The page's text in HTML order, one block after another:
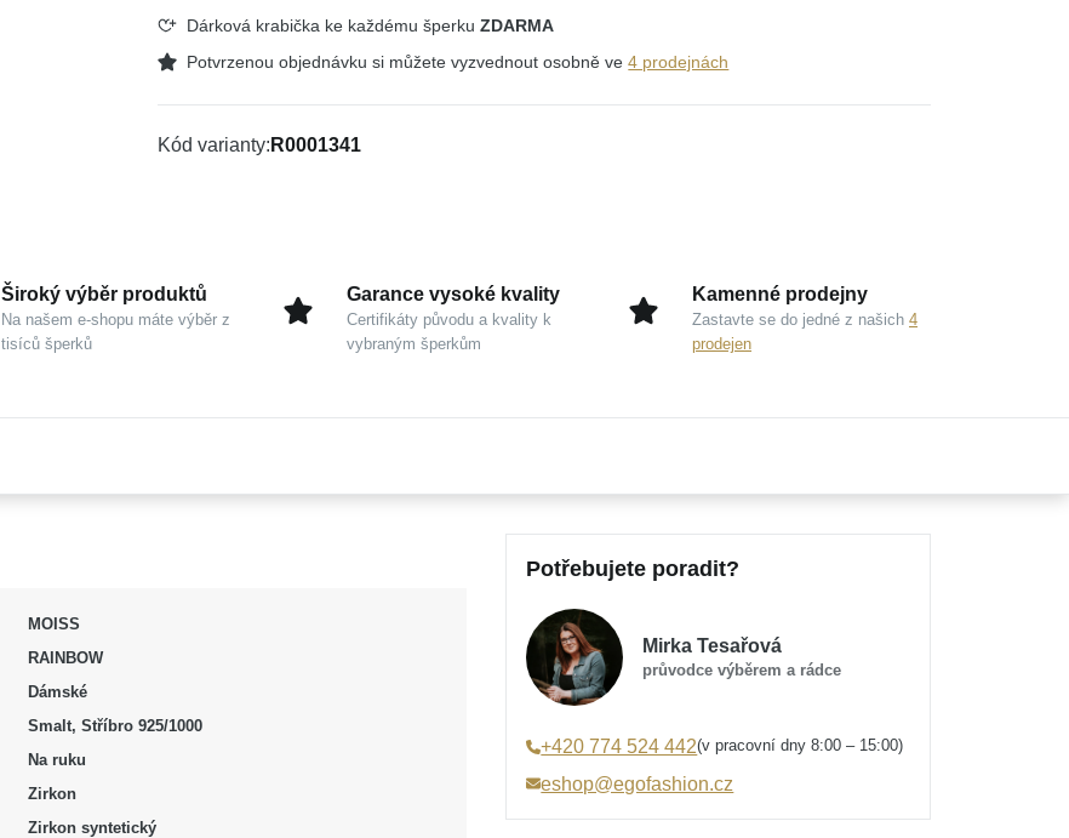
Dárková krabička ke každému šperkuZDARMA
Potvrzenou objednávku si můžete vyzvednout osobně ve4 prodejnách
Kód varianty R0001341
Široký výběr produktů
Na našem e-shopu máte výběr z
tisíců šperků
Garance vysoké kvality
Certifikáty původu a kvality k
vybraným šperkům
Kamenné prodejny
Zastavte se do jedné z našich 4
prodejen
MOISS
RAINBOW
Dámské
Smalt, Stříbro 925/1000
Na ruku
Zirkon
Zirkon syntetický
Potřebujete poradit?
Mirka Tesařová
průvodce výběrem a rádce
+420 774 524 442(v pracovní dny 8:00 – 15:00)
eshop@egofashion.cz